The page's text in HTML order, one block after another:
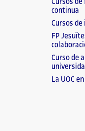
Cursos
continua
Cursos
FP
Curso de
La UOC